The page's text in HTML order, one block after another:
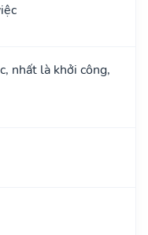
nhất là khởi công,